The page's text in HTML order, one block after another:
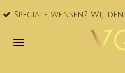
Ga
wensen? Wij denken graag